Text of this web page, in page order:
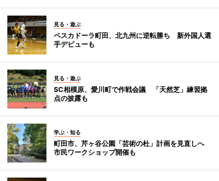
見る・遊ぶ
ペスカドーラ町田、北九州に逆転勝ち 新外国人選
手デビューも
見る・遊ぶ
SC相模原、愛川町で作戦会議 「天然芝」練習拠
点の披露も
学ぶ・知る
町田市、芹ヶ谷公園「芸術の杜」計画を見直しへ
市民ワークショップ開催も